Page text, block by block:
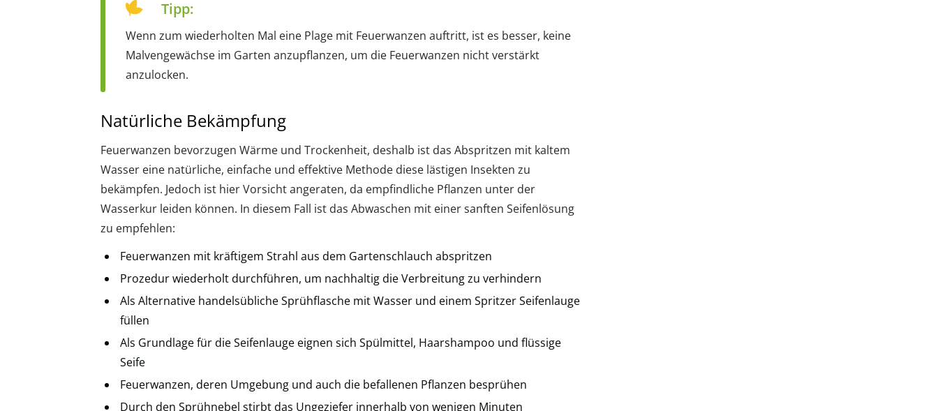
Tipp:
Wenn zum wiederholten Mal eine Plage mit Feuerwanzen auftritt, ist es besser, keine
Malvengewächse im Garten anzupflanzen, um die Feuerwanzen nicht verstärkt
anzulocken.
Natürliche Bekämpfung
Feuerwanzen bevorzugen Wärme und Trockenheit, deshalb ist das Abspritzen mit kaltem
Wasser eine natürliche, einfache und effektive Methode diese lästigen Insekten zu
bekämpfen. Jedoch ist hier Vorsicht angeraten, da empfindliche Pflanzen unter der
Wasserkur leiden können. In diesem Fall ist das Abwaschen mit einer sanften Seifenlösung
zu empfehlen:
Feuerwanzen mit kräftigem Strahl aus dem Gartenschlauch abspritzen
Prozedur wiederholt durchführen, um nachhaltig die Verbreitung zu verhindern
Als Alternative handelsübliche Sprühflasche mit Wasser und einem Spritzer Seifenlauge
füllen
Als Grundlage für die Seifenlauge eignen sich Spülmittel, Haarshampoo und flüssige
Seife
Feuerwanzen, deren Umgebung und auch die befallenen Pflanzen besprühen
Durch den Sprühnebel stirbt das Ungeziefer innerhalb von wenigen Minuten